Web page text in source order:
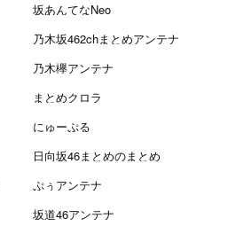
坂あんてなNeo
乃木坂462chまとめアンテナ
乃木欅アンテナ
まとめクロラ
にゅーぷる
日向坂46まとめのまとめ
ぷぅアンテナ
坂道46アンテナ